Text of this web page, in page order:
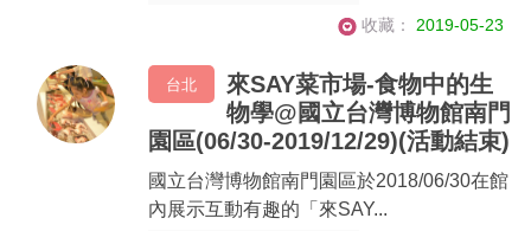
收藏： 2019-05-23
台北
來SAY菜市場-食物中的生
物學@國立台灣博物館南門
園區(06/30-2019/12/29)(活動結束)
國立台灣博物館南門園區於2018/06/30在館
內展示互動有趣的「來SAY...